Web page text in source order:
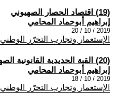
(19) اقتصاد الحصار الصهيوني
إبراهيم أبوحماد المحامي
2019 / 10 / 20
الإستعمار وتجارب التحرّر الوطني
(20) القبة الحديدية القانونية الصهيونية
إبراهيم أبوحماد المحامي
2019 / 10 / 18
الإستعمار وتجارب التحرّر الوطني